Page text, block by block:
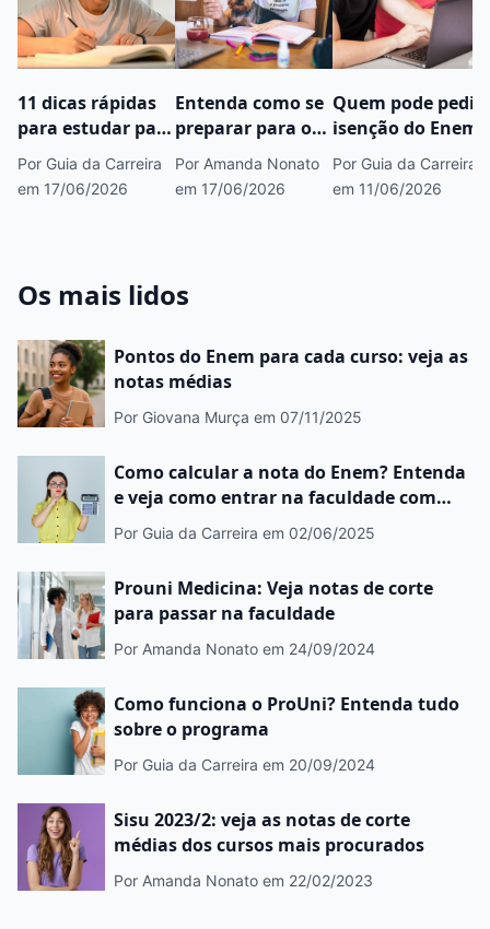
11 dicas rápidas
para estudar para
o Enem 2026
Por Guia da Carreira
em 17/06/2026
Entenda como se
preparar para o
Enem com
apenas um passo
Por Amanda Nonato
em 17/06/2026
Quem pode pedir
isenção do Enem?
Por Guia da Carreira
em 11/06/2026
Os mais lidos
Pontos do Enem para cada curso: veja as
notas médias
Por Giovana Murça em 07/11/2025
Como calcular a nota do Enem? Entenda
e veja como entrar na faculdade com
bolsas
Por Guia da Carreira em 02/06/2025
Prouni Medicina: Veja notas de corte
para passar na faculdade
Por Amanda Nonato em 24/09/2024
Como funciona o ProUni? Entenda tudo
sobre o programa
Por Guia da Carreira em 20/09/2024
Sisu 2023/2: veja as notas de corte
médias dos cursos mais procurados
Por Amanda Nonato em 22/02/2023